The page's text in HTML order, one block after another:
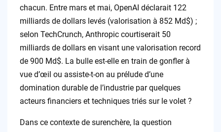
chacun. Entre mars et mai, OpenAI déclarait 122
milliards de dollars levés (valorisation à 852 Md$) ;
selon TechCrunch, Anthropic courtiserait 50
milliards de dollars en visant une valorisation record
de 900 Md$. La bulle est-elle en train de gonfler à
vue d’œil ou assiste-t-on au prélude d’une
domination durable de l’industrie par quelques
acteurs financiers et techniques triés sur le volet ?
Dans ce contexte de surenchère, la question